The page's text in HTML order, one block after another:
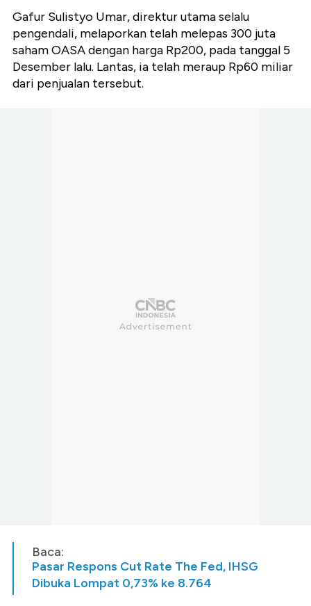
Gafur Sulistyo Umar, direktur utama selalu
pengendali, melaporkan telah melepas 300 juta
saham OASA dengan harga Rp200, pada tanggal 5
Desember lalu. Lantas, ia telah meraup Rp60 miliar
dari penjualan tersebut.
Baca:
Pasar Respons Cut Rate The Fed, IHSG
Dibuka Lompat 0,73% ke 8.764